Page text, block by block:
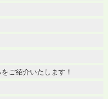
ご紹介いたします！